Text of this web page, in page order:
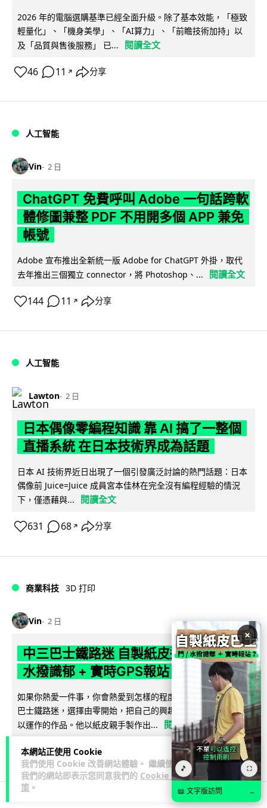
本網站正使用 Cookie
我們使用 Cookie 改善網站體驗。 繼續使用
我們的網站即表示您同意我們的 Cookie 政
策 。
2026 年的電腦選購基準已經全面升級。除了基本效能，「極致
輕量化」、「機身美學」、「AI算力」、「前瞻技術加持」以
及「品質與售後服務」 已...
閱讀全文
46 11 ↗ 分享
人工智能
Vin 2 日
ChatGPT 免費呼叫 Adobe 一句話跨軟
體修圖兼整 PDF 不用開多個 APP 兼免
帳號
Adobe 宣布推出全新統一版 Adobe for ChatGPT 外掛，取代
去年推出三個獨立 connector，將 Photoshop、...
閱讀全文
144 11 ↗ 分享
人工智能
Lawton 2 日
日本偶像零編程知識 靠 AI 搞了一整個
直播系統 在日本技術界成為話題
日本 AI 技術界近日出現了一個引發廣泛討論的熱門話題：日本
偶像前 Juice=Juice 成員宮本佳林在完全沒有編程經驗的情況
下，僅憑藉與...
閱讀全文
631 68 ↗ 分享
商業科技 3D 打印
Vin 2 日
中三巴士鐵路迷 自製紙皮遙控巴士 門,
水撥識郁 + 實時GPS報站
如果你熱愛一件事，你會熱愛到怎樣的程度？一位就讀中三的
巴士鐵路迷，選擇由零開始，把自己的興趣一步步變成真正可
以運作的作品。他以紙皮親手製作出...
閱讀全文
5,156 275↗
×
🎵 ⛶
📖 文字版訪問 →